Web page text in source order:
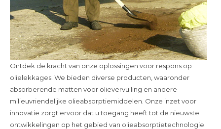
Ontdek de kracht van onze oplossingen voor respons op
olielekkages. We bieden diverse producten, waaronder
absorberende matten voor olievervuiling en andere
milieuvriendelijke olieabsorptiemiddelen. Onze inzet voor
innovatie zorgt ervoor dat u toegang heeft tot de nieuwste
ontwikkelingen op het gebied van olieabsorptietechnologie.